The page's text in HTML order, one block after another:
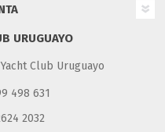
URUGUAYO
Club Uruguayo
498 631
2032